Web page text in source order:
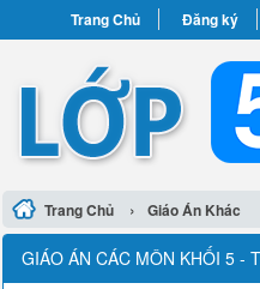
Trang Chủ Đăng ký
Trang Chủ › Giáo Án Khác
GIÁO ÁN CÁC MÔN KHỐI 5 -